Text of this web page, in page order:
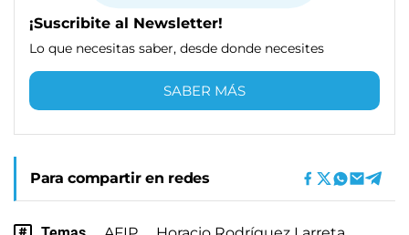
¡Suscribite al Newsletter!
Lo que necesitas saber, desde donde necesites
SABER MÁS
Para compartir en redes